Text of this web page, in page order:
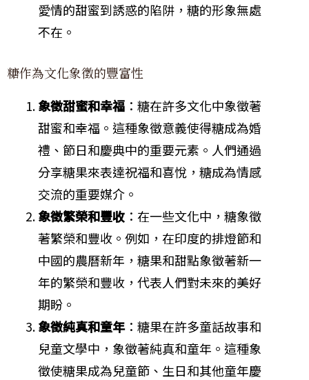
愛情的甜蜜到誘惑的陷阱，糖的形象無處
不在。
糖作為文化象徵的豐富性
象徵甜蜜和幸福 ：糖在許多文化中象徵著
甜蜜和幸福。這種象徵意義使得糖成為婚
禮、節日和慶典中的重要元素。人們通過
分享糖果來表達祝福和喜悅，糖成為情感
交流的重要媒介。
象徵繁榮和豐收 ：在一些文化中，糖象徵
著繁榮和豐收。例如，在印度的排燈節和
中國的農曆新年，糖果和甜點象徵著新一
年的繁榮和豐收，代表人們對未來的美好
期盼。
象徵純真和童年：糖果在許多童話故事和
兒童文學中，象徵著純真和童年。這種象
徵使糖果成為兒童節、生日和其他童年慶